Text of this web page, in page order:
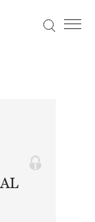
Buscar